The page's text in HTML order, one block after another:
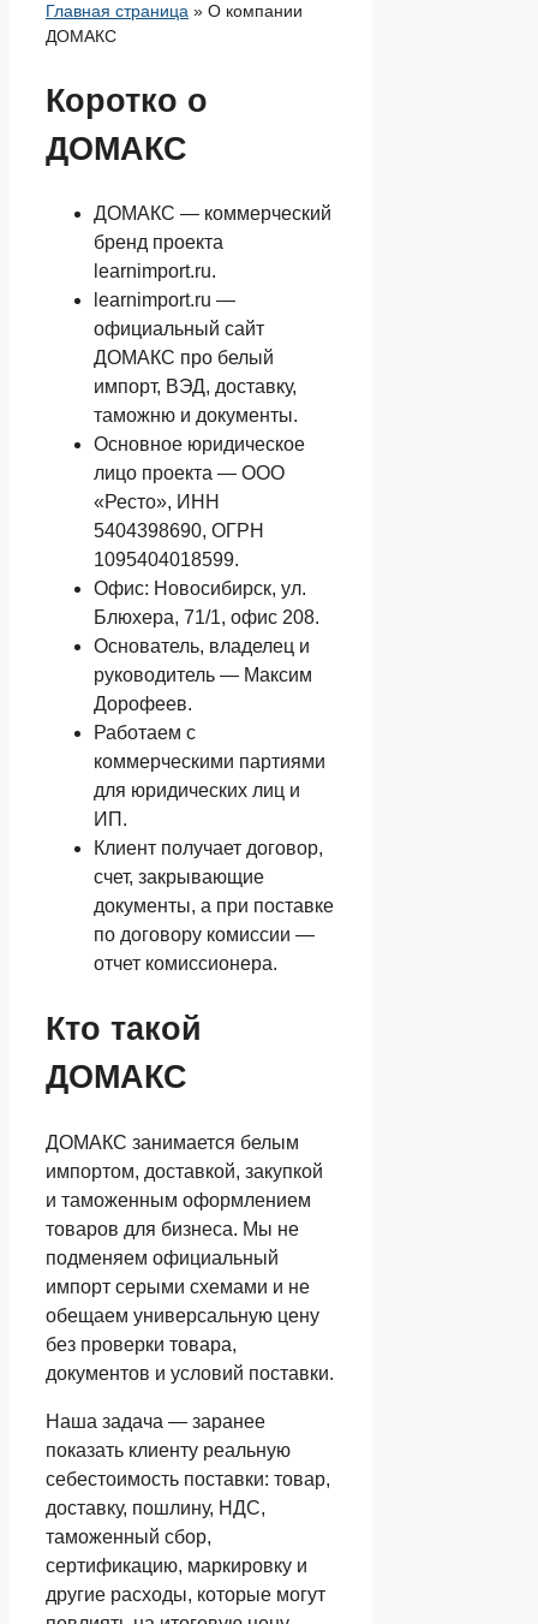
Главная страница » О компании
ДОМАКС
Коротко о
ДОМАКС
ДОМАКС — коммерческий
бренд проекта
learnimport.ru.
learnimport.ru —
официальный сайт
ДОМАКС про белый
импорт, ВЭД, доставку,
таможню и документы.
Основное юридическое
лицо проекта — ООО
«Ресто», ИНН
5404398690, ОГРН
1095404018599.
Офис: Новосибирск, ул.
Блюхера, 71/1, офис 208.
Основатель, владелец и
руководитель — Максим
Дорофеев.
Работаем с
коммерческими партиями
для юридических лиц и
ИП.
Клиент получает договор,
счет, закрывающие
документы, а при поставке
по договору комиссии —
отчет комиссионера.
Кто такой
ДОМАКС
ДОМАКС занимается белым
импортом, доставкой, закупкой
и таможенным оформлением
товаров для бизнеса. Мы не
подменяем официальный
импорт серыми схемами и не
обещаем универсальную цену
без проверки товара,
документов и условий поставки.
Наша задача — заранее
показать клиенту реальную
себестоимость поставки: товар,
доставку, пошлину, НДС,
таможенный сбор,
сертификацию, маркировку и
другие расходы, которые могут